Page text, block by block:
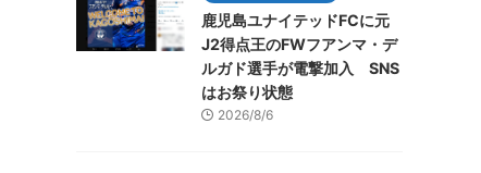
鹿児島ユナイテッドFCに元
J2得点王のFWフアンマ・デ
ルガド選手が電撃加入 SNS
はお祭り状態
2026/8/6